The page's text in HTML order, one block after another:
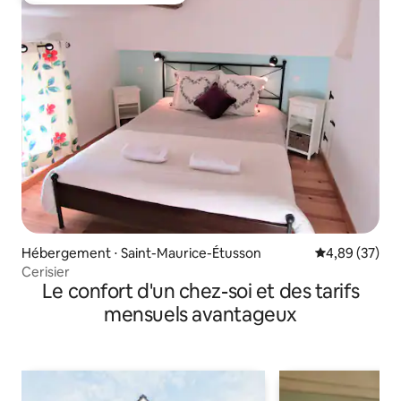
Hébergement ⋅ Saint-Maurice-Étusson Évaluation
4,89 (37)
Cerisier
Le confort d'un chez-soi et des tarifs
mensuels avantageux